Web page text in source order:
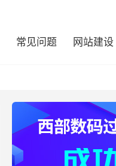
常见问题 网站建设